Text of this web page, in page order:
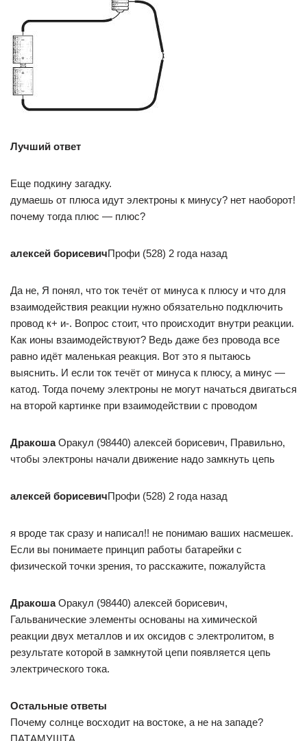
Лучший ответ
Еще подкину загадку.
думаешь от плюса идут электроны к минусу? нет наоборот!
почему тогда плюс — плюс?
алексей борисевичПрофи (528) 2 года назад
Да не, Я понял, что ток течёт от минуса к плюсу и что для
взаимодействия реакции нужно обязательно подключить
провод к+ и-. Вопрос стоит, что происходит внутри реакции.
Как ионы взаимодействуют? Ведь даже без провода все
равно идёт маленькая реакция. Вот это я пытаюсь
выяснить. И если ток течёт от минуса к плюсу, а минус —
катод. Тогда почему электроны не могут начаться двигаться
на второй картинке при взаимодействии с проводом
ДракошаОракул (98440) алексей борисевич, Правильно,
чтобы электроны начали движение надо замкнуть цепь
алексей борисевичПрофи (528) 2 года назад
я вроде так сразу и написал!! не понимаю ваших насмешек.
Если вы понимаете принцип работы батарейки с
физической точки зрения, то расскажите, пожалуйста
ДракошаОракул (98440) алексей борисевич,
Гальванические элементы основаны на химической
реакции двух металлов и их оксидов с электролитом, в
результате которой в замкнутой цепи появляется цепь
электрического тока.
Остальные ответы
Почему солнце восходит на востоке, а не на западе?
ПАТАМУШТА